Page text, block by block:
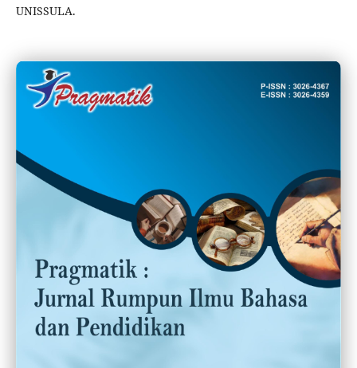
UNISSULA.